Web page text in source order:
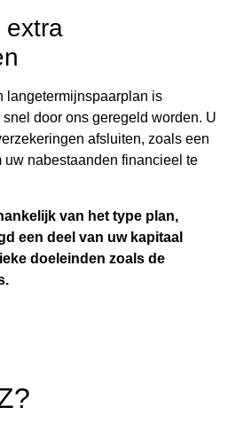
extra
langetermijnspaarplan is
door ons geregeld worden. U
afsluiten, zoals een
nabestaanden financieel te
van het type plan,
een deel van uw kapitaal
doeleinden zoals de